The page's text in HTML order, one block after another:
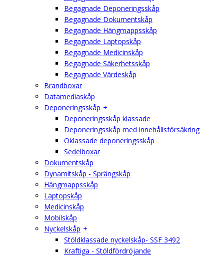
Begagnade Deponeringsskåp
Begagnade Dokumentskåp
Begagnade Hängmappsskåp
Begagnade Laptopskåp
Begagnade Medicinskåp
Begagnade Säkerhetsskåp
Begagnade Värdeskåp
Brandboxar
Datamediaskåp
Deponeringsskåp
Deponeringsskåp klassade
Deponeringsskåp med innehållsförsäkring
Oklassade deponeringsskåp
Sedelboxar
Dokumentskåp
Dynamitskåp - Sprängskåp
Hängmappsskåp
Laptopskåp
Medicinskåp
Mobilskåp
Nyckelskåp
Stöldklassade nyckelskåp- SSF 3492
Kraftiga - Stöldfördröjande